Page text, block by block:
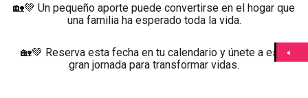
🏡💚 Un pequeño aporte puede convertirse en el hogar que
una familia ha esperado toda la vida.
🏡💚 Reserva esta fecha en tu calendario y únete a esta
gran jornada para transformar vidas.